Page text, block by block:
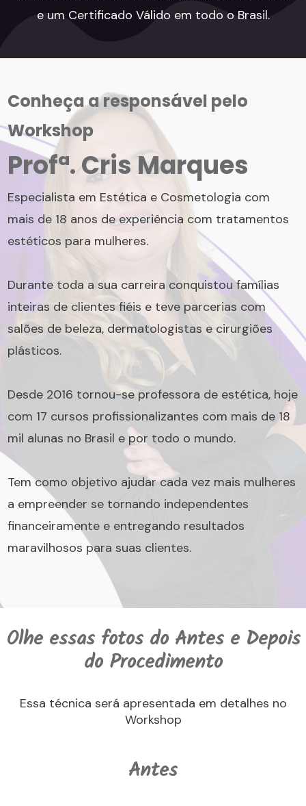
e um Certificado Válido em todo o Brasil.
Conheça a responsável pelo
Workshop
Profª. Cris Marques
Especialista em Estética e Cosmetologia com
mais de 18 anos de experiência com tratamentos
estéticos para mulheres.
Durante toda a sua carreira conquistou famílias
inteiras de clientes fiéis e teve parcerias com
salões de beleza, dermatologistas e cirurgiões
plásticos.
Desde 2016 tornou-se professora de estética, hoje
com 17 cursos profissionalizantes com mais de 18
mil alunas no Brasil e por todo o mundo.
Tem como objetivo ajudar cada vez mais mulheres
a empreender se tornando independentes
financeiramente e entregando resultados
maravilhosos para suas clientes.
Olhe essas fotos do Antes e Depois
do Procedimento
Essa técnica será apresentada em detalhes no
Workshop
Antes